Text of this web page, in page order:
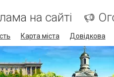
на сайті
Карта міста Довідкова